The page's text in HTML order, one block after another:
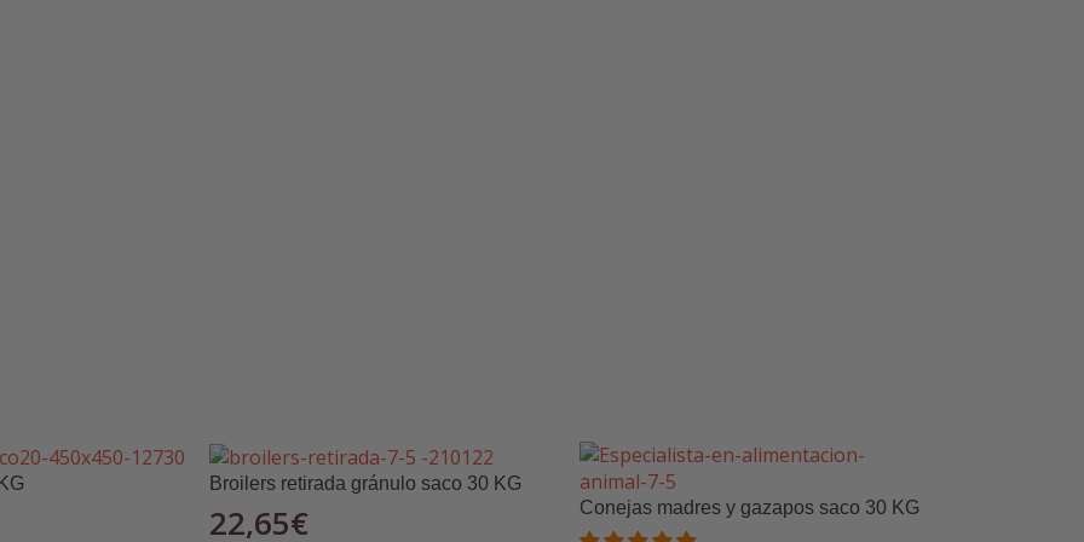
consúltanos por WhatsApp.
antes de realizar su pedido.
Broilers retirada gránulo saco 30 KG
22,65€ Conejas madres y gazapos saco 30 KG